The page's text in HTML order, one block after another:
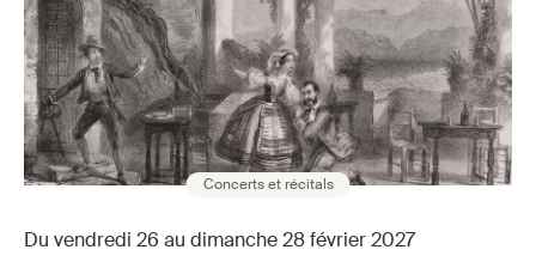
Concerts et récitals
Du vendredi 26 au dimanche 28 février 2027